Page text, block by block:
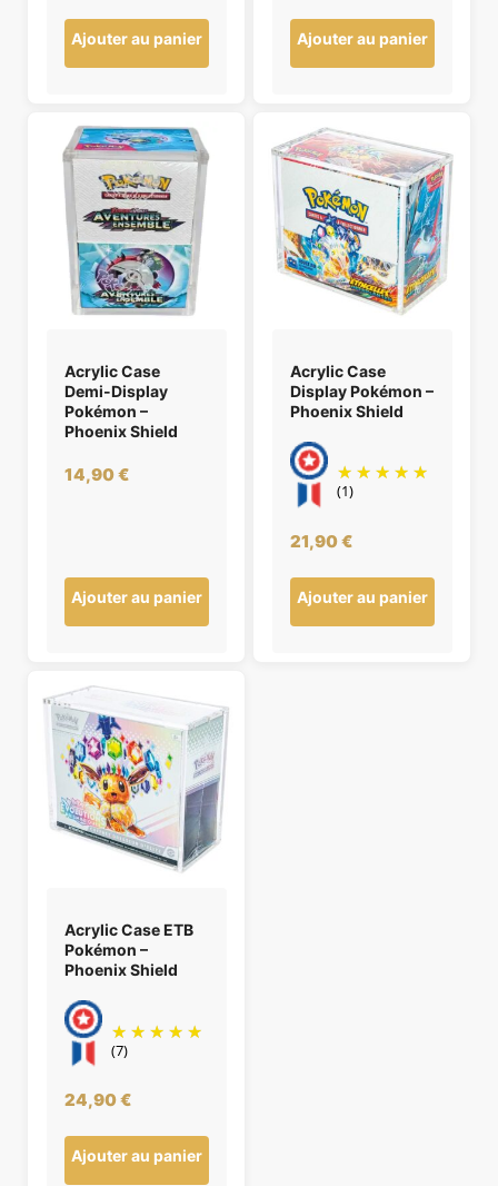
Ajouter au panier Ajouter au panier
Acrylic Case
Demi-Display
Pokémon –
Phoenix Shield
14,90€
Ajouter au panier
Acrylic Case
Display Pokémon –
Phoenix Shield
(1)
21,90€
Ajouter au panier
Acrylic Case ETB
Pokémon –
Phoenix Shield
(7)
24,90€
Ajouter au panier